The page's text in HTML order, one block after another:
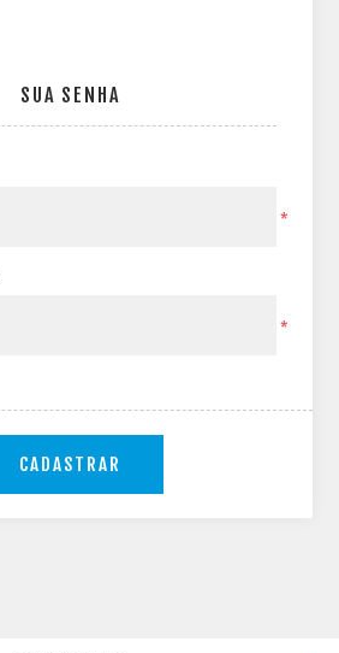
SUA SENHA
*
*
CADASTRAR